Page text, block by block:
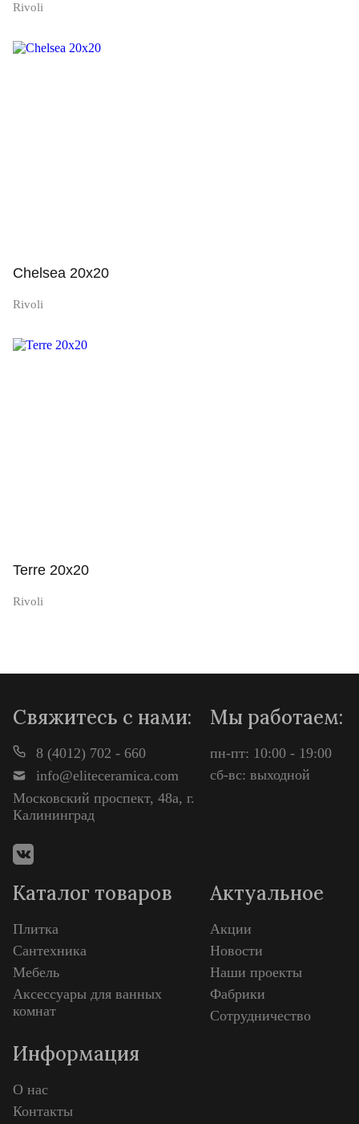
Rivoli
Chelsea 20x20
Rivoli
Просмотр
Terre 20x20
Rivoli
Свяжитесь с нами:
8 (4012) 702 - 660
info@eliteceramica.com
Московский проспект, 48а, г.
Калининград
Мы работаем:
пн-пт: 10:00 - 19:00
сб-вс: выходной
Каталог товаров
Плитка
Сантехника
Мебель
Аксессуары для ванных
комнат
Актуальное
Акции
Новости
Наши проекты
Фабрики
Сотрудничество
Информация
О нас
Контакты